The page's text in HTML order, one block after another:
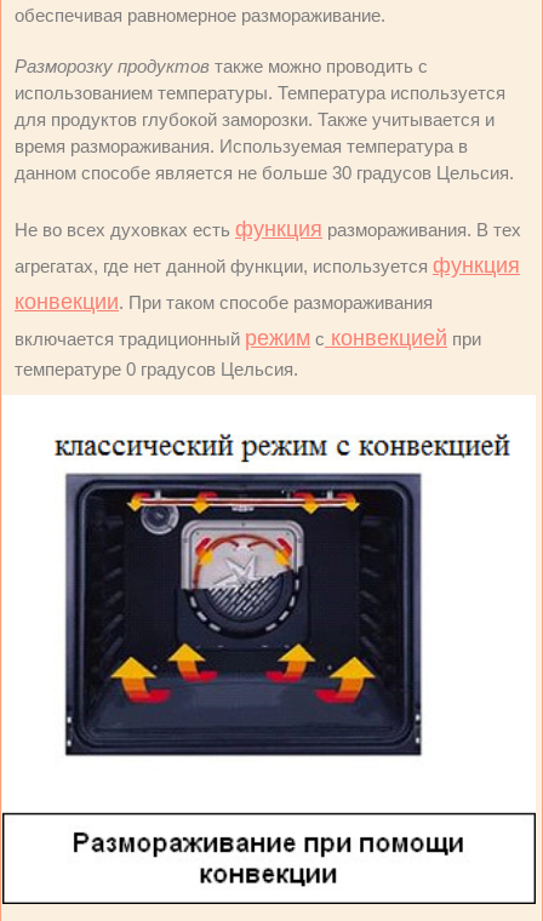
обеспечивая равномерное размораживание.
Разморозку продуктов также можно проводить с
использованием температуры. Температура используется
для продуктов глубокой заморозки. Также учитывается и
время размораживания. Используемая температура в
данном способе является не больше 30 градусов Цельсия.
Не во всех духовках есть функция размораживания. В тех
агрегатах, где нет данной функции, используется функция
конвекции. При таком способе размораживания
включается традиционный режим с конвекцией при
температуре 0 градусов Цельсия.